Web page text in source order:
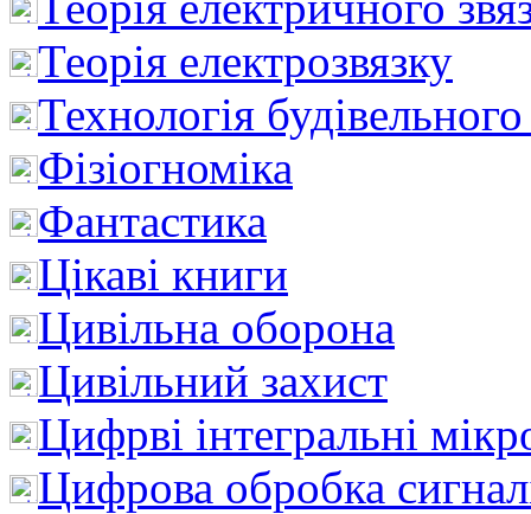
Теорія електрозвязку
Технологія
Фізіогноміка
Фантастика
Цікаві книги
Цивільна оборона
Цивільний захист
Цифрві інтегральні
Цифрова обробка